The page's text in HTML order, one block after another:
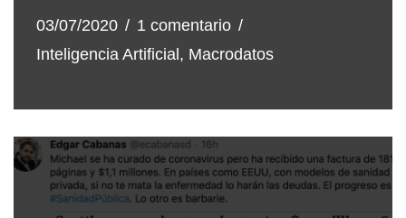
03/07/2020
1 comentario
Inteligencia Artificial , Macrodatos